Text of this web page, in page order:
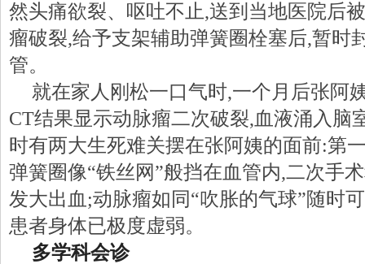
然头痛欲裂、呕吐不止,送到当地医院后
瘤破裂,给予支架辅助弹簧圈栓塞后,暂时
管。
就在家人刚松一口气时,一个月后张阿
CT结果显示动脉瘤二次破裂,血液涌入脑
时有两大生死难关摆在张阿姨的面前:第
弹簧圈像“铁丝网”般挡在血管内,二次手
发大出血;动脉瘤如同“吹胀的气球”随时
患者身体已极度虚弱。
多学科会诊